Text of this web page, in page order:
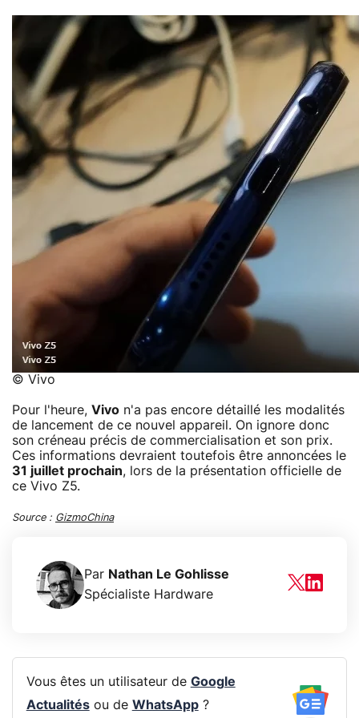
© Vivo
Pour l'heure, Vivo n'a pas encore détaillé les modalités
de lancement de ce nouvel appareil. On ignore donc
son créneau précis de commercialisation et son prix.
Ces informations devraient toutefois être annoncées le
31 juillet prochain, lors de la présentation officielle de
ce Vivo Z5.
Source : GizmoChina
Par Nathan Le Gohlisse
Spécialiste Hardware
Vous êtes un utilisateur de Google
Actualitésou de WhatsApp?